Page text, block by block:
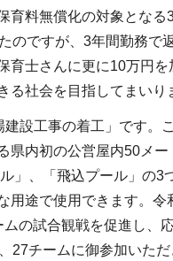
料無償化の対象とな
ですが、3年間勤務で
士さんに更に10万円
社会を目指してまいり
設工事の着工」です。
内初の公営屋内50メ
」、「飛込プール」の3
途で使用できます。
の試合観戦を促進し、
27チームに御参加いた